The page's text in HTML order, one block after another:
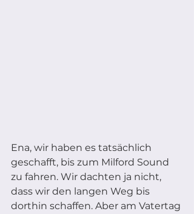
Ena, wir haben es tatsächlich
geschafft, bis zum Milford Sound
zu fahren. Wir dachten ja nicht,
dass wir den langen Weg bis
dorthin schaffen. Aber am Vatertag